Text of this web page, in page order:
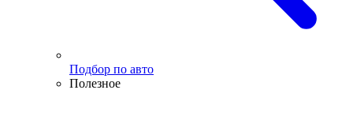
Подбор по авто
Полезное